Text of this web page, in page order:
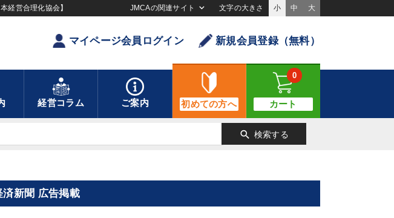
経営合理化協会】 JMCAの関連サイト 文字の大きさ 小 中 大
マイページ会員ログイン 新規会員登録（無料）
経営コラム ご案内 初めての方へ カート
0
search 検索する
済新聞 広告掲載